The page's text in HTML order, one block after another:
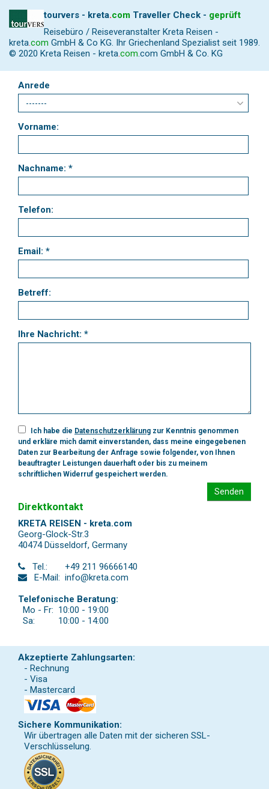
tourvers - kreta.com Traveller Check - geprüft
Reisebüro / Reiseveranstalter Kreta Reisen -
kreta.com GmbH & Co KG. Ihr Griechenland Spezialist seit 1989.
© 2020 Kreta Reisen - kreta.com.com GmbH & Co. KG
Anrede
Vorname:
Nachname: *
Telefon:
Email: *
Betreff:
Ihre Nachricht: *
Ich habe die Datenschutzerklärung zur Kenntnis genommen
und erkläre mich damit einverstanden, dass meine eingegebenen
Daten zur Bearbeitung der Anfrage sowie folgender, von Ihnen
beauftragter Leistungen dauerhaft oder bis zu meinem
schriftlichen Widerruf gespeichert werden.
Senden
Direktkontakt
KRETA REISEN - kreta.com
Georg-Glock-Str.3
40474 Düsseldorf, Germany
Tel.:
+49 211 96666140
E-Mail: info@kreta.com
Telefonische Beratung:
Mo - Fr: 10:00 - 19:00
Sa:
10:00 - 14:00
Akzeptierte Zahlungsarten:
- Rechnung
- Visa
- Mastercard
Sichere Kommunikation:
Wir übertragen alle Daten mit der sicheren SSL-
Verschlüsselung.